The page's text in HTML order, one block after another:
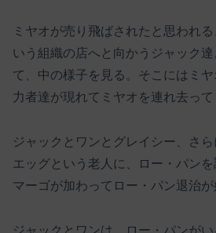
ミヤオが売り飛ばされたと思われ
いう組織の店へと向かうジャック
て、中の様子を見る。そこにはミ
力者達が現れてミヤオを連れ去って
ジャックとワンとグレイシー、さ
エッグという老人に、ロー・パン
マーゴが加わってロー・パン退治が
ジャックとワンは、ロー・パンが